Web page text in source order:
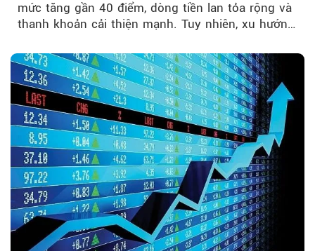
mức tăng gần 40 điểm, dòng tiền lan tỏa rộng và
thanh khoản cải thiện mạnh. Tuy nhiên, xu hướng